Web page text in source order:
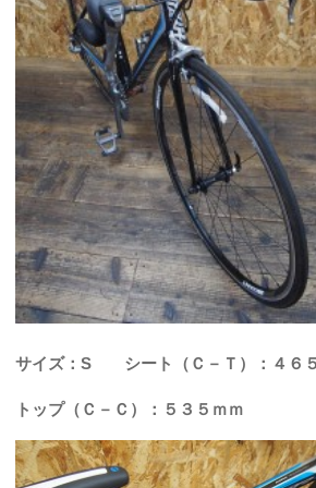
サイズ：S シート（Ｃ－Ｔ）：４６
トップ（Ｃ－Ｃ）：５３５ｍｍ